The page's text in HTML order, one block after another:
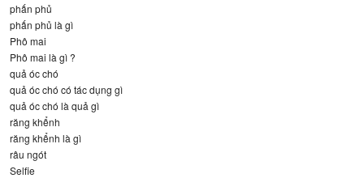
phấn phủ
phấn phủ là gì
Phô mai
Phô mai là gì ?
quả óc chó
quả óc chó có tác dụng gì
quả óc chó là quả gì
răng khểnh
răng khểnh là gì
râu ngót
Selfie